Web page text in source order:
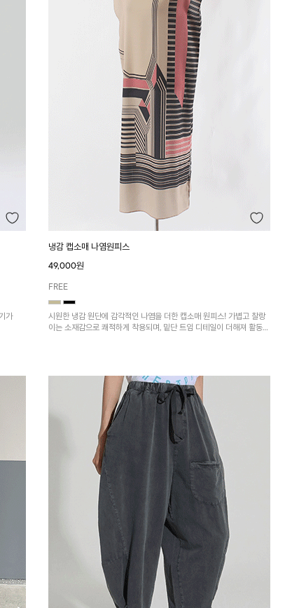
가
냉감 캡소매 나염원피스
49,000원
FREE
시원한 냉감 원단에 감각적인 나염을 더한 캡소매 원피스! 가볍고 찰랑
이는 소재감으로 쾌적하게 착용되며, 밑단 트임 디테일이 더해져 활동성